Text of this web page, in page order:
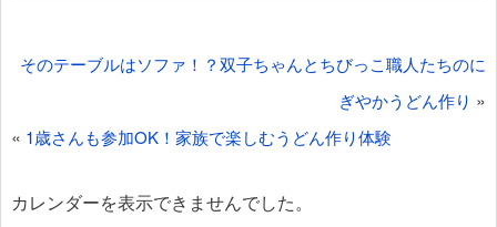
投
ナ
ゲ
そのテーブルはソファ！？双子ちゃんとちびっこ職人たちのに
ぎやかうどん作り »
« 1歳さんも参加OK！家族で楽しむうどん作り体験
カレンダーを表示できませんでした。